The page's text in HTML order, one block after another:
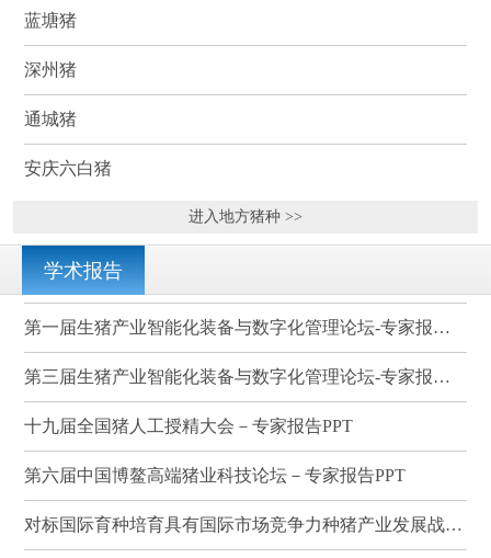
蓝塘猪
深州猪
通城猪
安庆六白猪
进入地方猪种 >>
学术报告
第一届生猪产业智能化装备与数字化管理论坛-专家报告PPT
第三届生猪产业智能化装备与数字化管理论坛-专家报告PPT
十九届全国猪人工授精大会－专家报告PPT
第六届中国博鳌高端猪业科技论坛－专家报告PPT
对标国际育种培育具有国际市场竞争力种猪产业发展战略研讨会－专家报告PPT